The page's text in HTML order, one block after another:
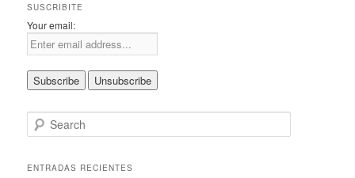
SUSCRIBITE
Your email:
e
rENTRADAS RECIENTES